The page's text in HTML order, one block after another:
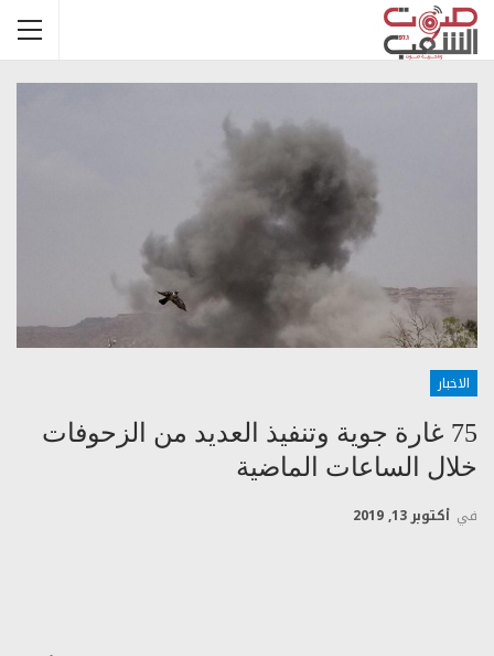
الاخبار
75 غارة جوية وتنفيذ العديد من الزحوفات
خلال الساعات الماضية
في أكتوبر 13, 2019